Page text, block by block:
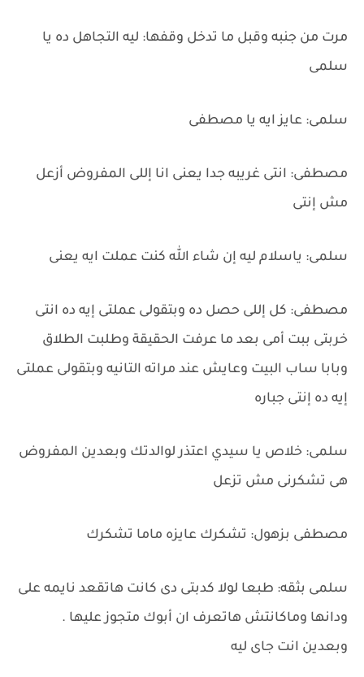
مرت من جنبه وقبل ما تدخل وقفها: ليه التجاهل ده يا
سلمى
سلمى: عايز ايه يا مصطفى
مصطفى: انتى غريبه جدا يعنى انا إللى المفروض أزعل
مش إنتى
سلمى: ياسلام ليه إن شاء الله كنت عملت ايه يعنى
مصطفى: كل إللى حصل ده وبتقولى عملتى إيه ده انتى
خربتى ببت أمى بعد ما عرفت الحقيقة وطلبت الطلاق
وبابا ساب البيت وعايش عند مراته التانيه وبتقولى عملتى
إيه ده إنتى جباره
سلمى: خلاص يا سيدي اعتذر لوالدتك وبعدين المفروض
هى تشكرنى مش تزعل
مصطفى بزهول: تشكرك عايزه ماما تشكرك
سلمى بثقه: طبعا لولا كدبتى دى كانت هاتقعد نايمه على
ودانها وماكانتش هاتعرف ان أبوك متجوز عليها .
وبعدين انت جاى ليه